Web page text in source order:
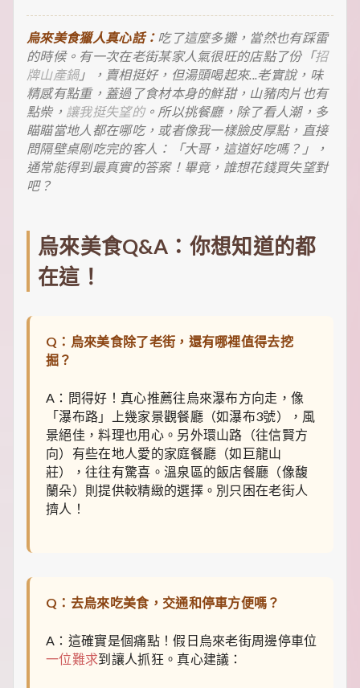
烏來美食獵人真心話： 吃了這麼多攤，當然也有踩雷
的時候。有一次在老街某家人氣很旺的店點了份「招
牌山產鍋」，賣相挺好，但湯頭喝起來...老實說，味
精感有點重，蓋過了食材本身的鮮甜，山豬肉片也有
點柴， 讓我挺失望的。所以挑餐廳，除了看人潮，多
瞄瞄當地人都在哪吃，或者像我一樣臉皮厚點，直接
問隔壁桌剛吃完的客人：「大哥，這道好吃嗎？」，
通常能得到最真實的答案！畢竟，誰想花錢買失望對
吧？
烏來美食Q&A：你想知道的都
在這！
Q：烏來美食除了老街，還有哪裡值得去挖
掘？
A：問得好！真心推薦往烏來瀑布方向走，像
「瀑布路」上幾家景觀餐廳（如瀑布3號），風
景絕佳，料理也用心。另外環山路（往信賢方
向）有些在地人愛的家庭餐廳（如巨龍山
莊），往往有驚喜。溫泉區的飯店餐廳（像馥
蘭朵）則提供較精緻的選擇。別只困在老街人
擠人！
Q：去烏來吃美食，交通和停車方便嗎？
A：這確實是個痛點！假日烏來老街周邊停車位
一位難求到讓人抓狂。真心建議：